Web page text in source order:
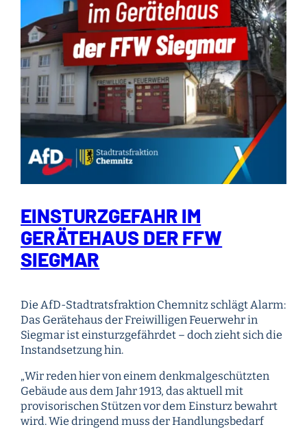
EINSTURZGEFAHR IM
GERÄTEHAUS DER FFW
SIEGMAR
Die AfD-Stadtratsfraktion Chemnitz schlägt Alarm:
Das Gerätehaus der Freiwilligen Feuerwehr in
Siegmar ist einsturzgefährdet – doch zieht sich die
Instandsetzung hin.
„Wir reden hier von einem denkmalgeschützten
Gebäude aus dem Jahr 1913, das aktuell mit
provisorischen Stützen vor dem Einsturz bewahrt
wird. Wie dringend muss der Handlungsbedarf